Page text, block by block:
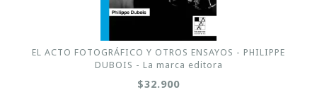
EL ACTO FOTOGRÁFICO Y OTROS ENSAYOS - PHILIPPE
DUBOIS - La marca editora
$32.900